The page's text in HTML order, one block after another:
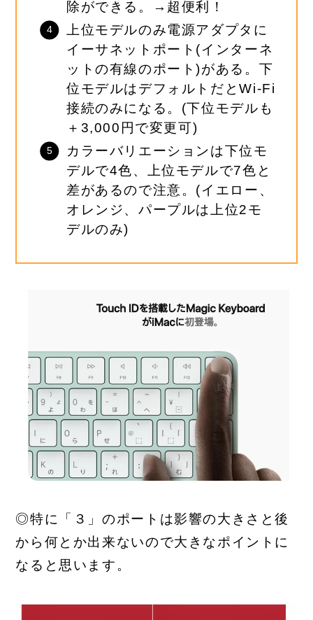
除ができる。→ 超便利！
上位モデルのみ電源アダプタに
イーサネットポート(インターネ
ットの有線のポート)がある。下
位モデルはデフォルトだとWi-Fi
接続のみになる。(下位モデルも
＋3,000円で変更可)
カラーバリエーションは下位モ
デルで4色、上位モデルで7色と
差があるので注意。 (イエロー、
オレンジ、パープルは上位2モ
デルのみ)
◎特に「３」のポートは影響の大きさと後
から何とか出来ないので大きなポイントに
なると思います。